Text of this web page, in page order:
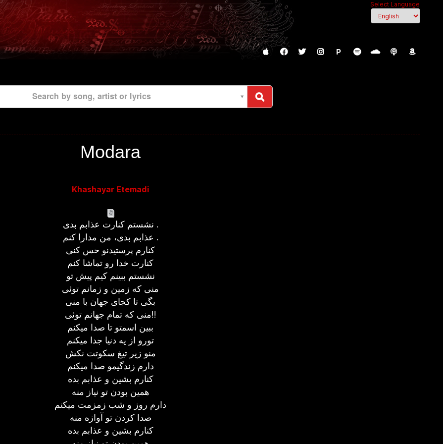
Select Language
P
Search by song, artist or lyrics
Modara
Khashayar Etemadi
نشستم کنارت عذابم بدی .
عذابم بدی، من مدارا کنم .
کنارم پرستیدنو حس کنی
کنارت خدا رو تماشا کنم
نشستم ببینم کیم پیش تو
منی که زمین و زمانم توئی
بگی تا کجای جهان با منی
منی که تمام جهانم توئی!!
ببین اسمتو تا صدا میکنم
تورو از یه دنیا جدا میکنم
منو زیر تیغ سکوتت نکش
دارم زندگیمو صدا میکنم
کنارم بشین و عذابم بده
همین بودن تو نیاز منه
دارم روز و شب زمزمت میکنم
صدا کردن تو آوازه منه
کنارم بشین و عذابم بده